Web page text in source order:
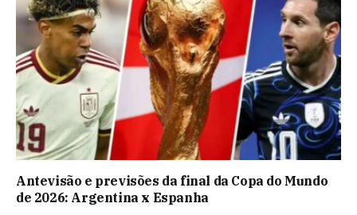
Antevisão e previsões da final da Copa do Mundo
de 2026: Argentina x Espanha